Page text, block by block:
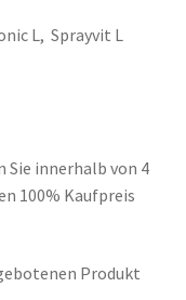
L, Sprayvit L
Sie innerhalb von 4
100% Kaufpreis
Produkt